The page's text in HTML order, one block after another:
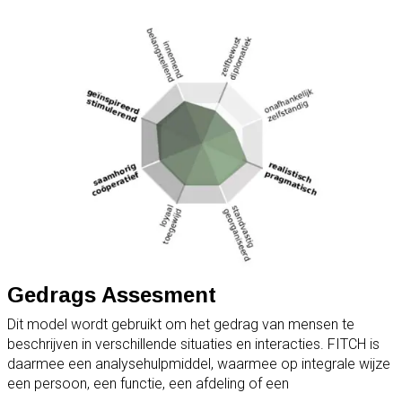
Gedrags Assesment
Dit model wordt gebruikt om het gedrag van mensen te
beschrijven in verschillende situaties en interacties. FITCH is
daarmee een analysehulpmiddel, waarmee op integrale wijze
een persoon, een functie, een afdeling of een